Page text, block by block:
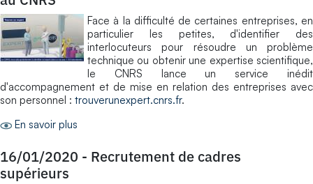
Face à la difficulté de certaines entreprises, en
particulier les petites, d'identifier des
interlocuteurs pour résoudre un problème
technique ou obtenir une expertise scientifique,
le CNRS lance un service inédit
d'accompagnement et de mise en relation des entreprises avec
son personnel : trouverunexpert.cnrs.fr.
En savoir plus
16/01/2020 - Recrutement de cadres
supérieurs